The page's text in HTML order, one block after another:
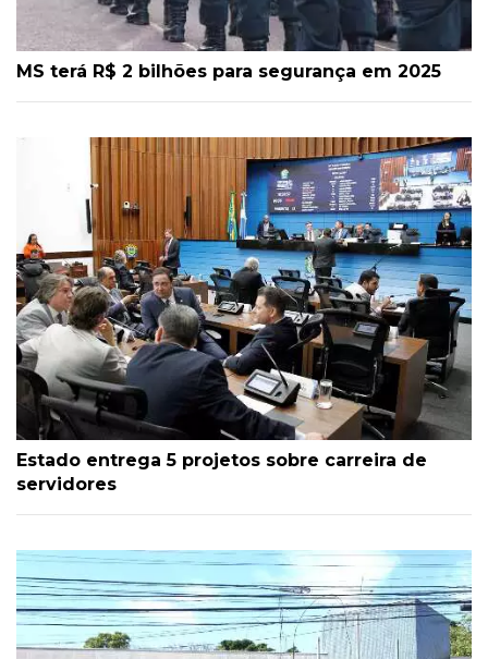
MS terá R$ 2 bilhões para segurança em 2025
Estado entrega 5 projetos sobre carreira de
servidores